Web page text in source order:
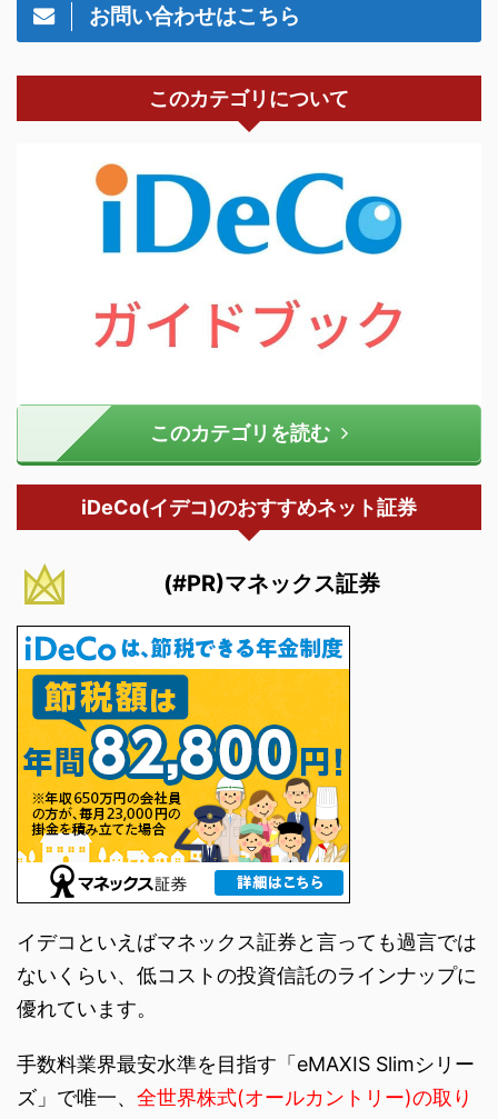
お問い合わせはこちら
このカテゴリについて
このカテゴリを読む
iDeCo(イデコ)のおすすめネット証券
(#PR)マネックス証券
イデコといえばマネックス証券と言っても過言では
ないくらい、低コストの投資信託のラインナップに
優れています。
手数料業界最安水準を目指す「eMAXIS Slimシリー
ズ」で唯一、 全世界株式(オールカントリー)の取り